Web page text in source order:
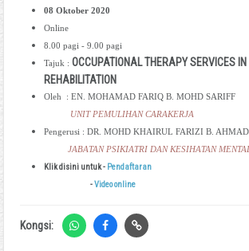
08 Oktober 2020
Online
8.00 pagi - 9.00 pagi
Tajuk : OCCUPATIONAL THERAPY SERVICES IN
REHABILITATION
Oleh : EN. MOHAMAD FARIQ B. MOHD SARIFF
UNIT PEMULIHAN CARAKERJA
Pengerusi : DR. MOHD KHAIRUL FARIZI B. AHMAD
JABATAN PSIKIATRI DAN KESIHATAN
Klik disini untuk - Pendaftaran
-Video online
Kongsi: